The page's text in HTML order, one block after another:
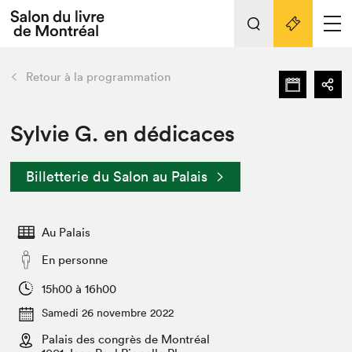
Espace médias
Espace exposant⋅e⋅s
Tout sur l'édition 2022
Actualités
Vidéos et Balados
Club de lecture Braindate
retour Nos activités
Édition 2022
Nous connaître
Projets partenaires 2022
Archives
Liens pratiques
Retour à la programmation
Sylvie G. en dédicaces
Billetterie du Salon au Palais
Au Palais
En personne
15h00 à 16h00
Samedi 26 novembre 2022
Palais des congrès de Montréal